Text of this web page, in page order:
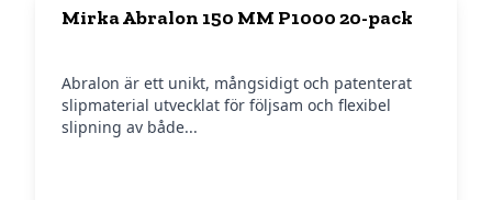
Mirka Abralon 150 MM P1000 20-pack
Abralon är ett unikt, mångsidigt och patenterat
slipmaterial utvecklat för följsam och flexibel
slipning av både...